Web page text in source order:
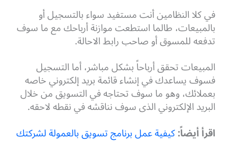
في كلا النظامين أنت مستفيد سواء بالتسجيل أو
بالمبيعات، طالما استطعت موازنة أرباحك مع ما سوف
تدفعه للمسوق أو صاحب رابط الاحالة.
المبيعات تحقق أرباحاً بشكل مباشر، أما التسجيل
فسوف يساعدك في إنشاء قائمة بريد إلكتروني خاصه
بعملائك، وهو ما سوف تحتاجه في التسويق من خلال
البريد الإلكتروني الذى سوف نناقشه في نقطه لاحقه.
اقرأ أيضاً:كيفية عمل برنامج تسويق بالعمولة لشركتك